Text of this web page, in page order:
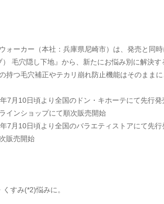
ォーカー（本社：兵庫県尼崎市）は、発売と同
） 毛穴隠し下地』から、新たにお悩み別に解決
持つ毛穴補正やテカリ崩れ防止機能はそのまま
7月10日頃より全国のドン・キホーテにて先行
インショップにて順次販売開始
7月10日頃より全国のバラエティストアにて先
販売開始
すみ(*2)悩みに。